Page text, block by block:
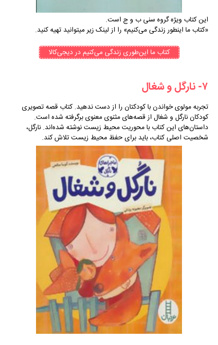
این کتاب ویژه گروه سنی ب و ج است.
«کتاب ما اینطور زندگی می‌کنیم» را از لینک زیر میتوانید تهیه کنید.
کتاب ما این‌طوری زندگی می‌کنیم در دیجی‌کالا
۷- نارگل و شغال
تجربه مولوی خواندن با کودکتان را از دست ندهید. کتاب قصه تصویری
کودکان نارگل و شغال از قصه‌های مثنوی معنوی برگرفته شده‌ است.
داستان‌های این کتاب با محوریت محیط زیست نوشته شده‌اند. نارگل،
شخصیت اصلی کتاب، باید برای حفظ محیط زیست تلاش کند.